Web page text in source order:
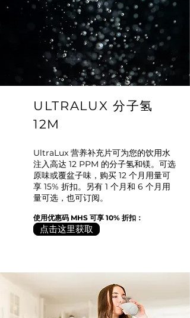
ULTRALUX 分子氢
12M
UltraLux 营养补充片可为您的饮用水
注入高达 12 PPM 的分子氢和镁。可选
原味或覆盆子味，购买 12 个月用量可
享 15% 折扣。另有 1 个月和 6 个月用
量可选，也可订阅。
使用优惠码 MHS 可享 10% 折扣：
点击这里获取 ​ ​